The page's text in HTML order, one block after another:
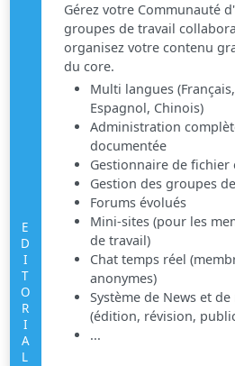
EDITORIAL
Gérez votre Communauté
groupes de travail
organisez votre contenu
du core.
Multi langues
Espagnol, Chinois)
Administration
documentée
Gestionnaire de fichier
Gestion des groupes
Forums évolués
Mini-sites (pour les
de travail)
Chat temps réel
anonymes)
Système de News et
(édition, révision,
...